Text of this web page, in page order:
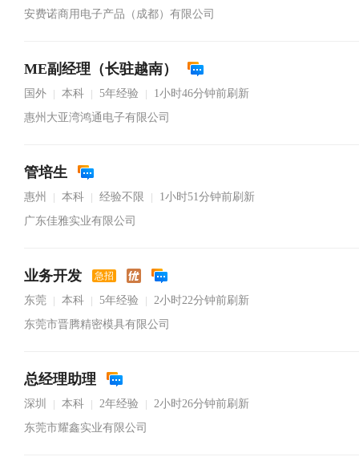
安费诺商用电子产品（成都）有限公司
ME副经理（长驻越南）
国外 本科 5年经验
1小时46分钟前刷新
惠州大亚湾鸿通电子有限公司
管培生
惠州 本科 经验不限
1小时51分钟前刷新
广东佳雅实业有限公司
业务开发 急招
东莞 本科 5年经验
2小时22分钟前刷新
东莞市晋腾精密模具有限公司
总经理助理
深圳 本科 2年经验
2小时26分钟前刷新
东莞市耀鑫实业有限公司